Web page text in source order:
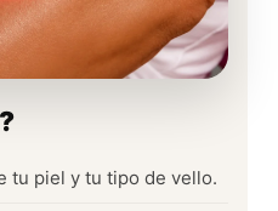
tu piel y tu tipo de vello.